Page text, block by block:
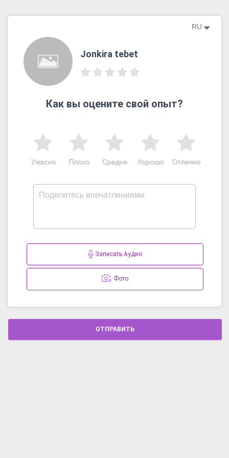
RU
Jonkira tebet
Как вы оцените свой опыт?
Отлично
Хорошо
Средне
Плохо
Ужасно
Записать Аудио
Фото
ОТПРАВИТЬ